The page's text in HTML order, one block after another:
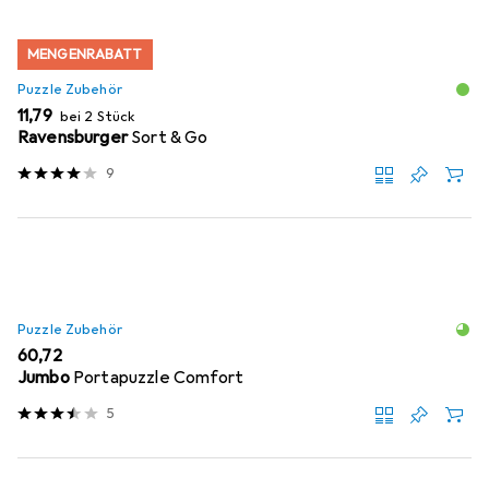
MENGENRABATT
Puzzle Zubehör
EUR
11,79 bei 2 Stück
Ravensburger Sort & Go
9
Puzzle Zubehör
EUR
60,72
Jumbo Portapuzzle Comfort
5